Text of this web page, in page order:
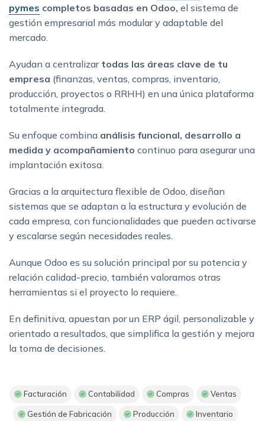
pymes completos basadas en Odoo, el sistema de
gestión empresarial más modular y adaptable del
mercado.
Ayudan a centralizar todas las áreas clave de tu
empresa (finanzas, ventas, compras, inventario,
producción, proyectos o RRHH) en una única plataforma
totalmente integrada.
Su enfoque combina análisis funcional, desarrollo a
medida y acompañamiento continuo para asegurar una
implantación exitosa.
Gracias a la arquitectura flexible de Odoo, diseñan
sistemas que se adaptan a la estructura y evolución de
cada empresa, con funcionalidades que pueden activarse
y escalarse según necesidades reales.
Aunque Odoo es su solución principal por su potencia y
relación calidad-precio, también valoramos otras
herramientas si el proyecto lo requiere.
En definitiva, apuestan por un ERP ágil, personalizable y
orientado a resultados, que simplifica la gestión y mejora
la toma de decisiones.
Facturación Contabilidad Compras Ventas
Gestión de Fabricación Producción Inventario